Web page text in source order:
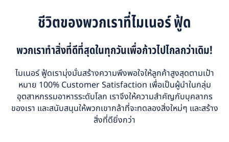
ชีวิตของพวกเราที่ไมเนอร์ ฟู้ด
พวกเราทำสิ่งที่ดีที่สุดในทุกวันเพื่อก้าวไปไกลกว่าเดิม!
ไมเนอร์ ฟู้ดเรามุ่งมั่นสร้างความพึงพอใจให้ลูกค้าสูงสุดตามเป้า
หมาย 100% Customer Satisfaction เพื่อเป็นผู้นำในกลุ่ม
อุตสาหกรรมอาหารระดับโลก เราจึงให้ความสำคัญกับบุคลากร
ของเรา และสนับสนุนให้พวกเขากล้าที่จะทดลองสิ่งใหม่ๆ และสร้าง
สิ่งที่ดียิ่งกว่า